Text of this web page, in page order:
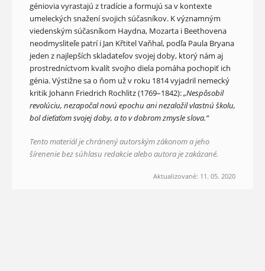
géniovia vyrastajú z tradície a formujú sa v kontexte
umeleckých snažení svojich súčasníkov. K významným
viedenským súčasníkom Haydna, Mozarta i Beethovena
neodmysliteľe patrí i Jan Křtitel Vaňhal, podľa Paula Bryana
jeden z najlepších skladateľov svojej doby, ktorý nám aj
prostredníctvom kvalít svojho diela pomáha pochopiť ich
génia. Výstižne sa o ňom už v roku 1814 vyjadril nemecký
kritik Johann Friedrich Rochlitz (1769–1842):„Nespôsobil
revolúciu, nezapočal novú epochu ani nezaložil vlastnú školu,
bol dieťaťom svojej doby, a to v dobrom zmysle slova.“
Tento materiál je chránený autorským zákonom a jeho
šírenenie bez súhlasu redakcie alebo autora je zakázané.
Aktualizované: 11. 05. 2020